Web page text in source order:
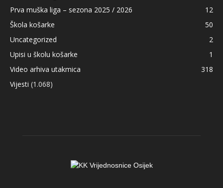
Prva muška liga – sezona 2025 / 2026
12
Škola košarke
50
Uncategorized
2
Upisi u školu košarke
1
Video arhiva utakmica
318
Vijesti (1.068)